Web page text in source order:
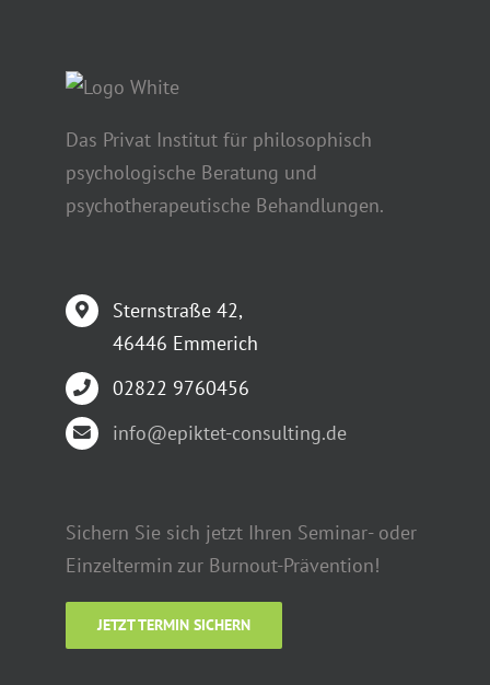
Das Privat Institut für philosophisch
psychologische Beratung und
psychotherapeutische Behandlungen.
Sternstraße 42,
46446 Emmerich
02822 9760456
info@epiktet-consulting.de
Sichern Sie sich jetzt Ihren Seminar- oder
Einzeltermin zur Burnout-Prävention!
JETZT TERMIN SICHERN